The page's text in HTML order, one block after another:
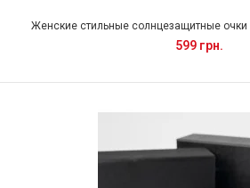
Женские стильные солнцезащитные очки
599 грн.